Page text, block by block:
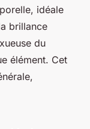
idéale
brillance
du
élément. Cet